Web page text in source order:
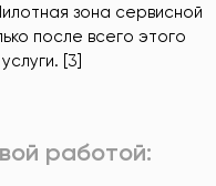
зона сервисной
после всего этого
[3]
работой: